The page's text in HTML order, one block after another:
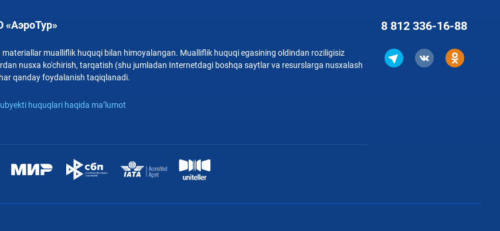
«АэроТур»
mualliflik huquqi bilan himoyalangan. Mualliflik huquqi egasining oldindan roziligisiz
nusxa ko'chirish, tarqatish (shu jumladan Internetdagi boshqa saytlar va resurslarga nusxalash
qanday foydalanish taqiqlanadi.
huquqlari haqida ma’lumot
8 812 336-16-88